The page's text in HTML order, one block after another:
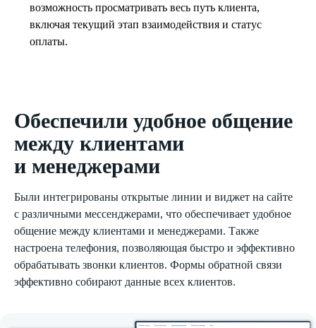
возможность просматривать весь путь клиента,
включая текущий этап взаимодействия и статус
оплаты.
Обеспечили удобное общение
между клиентами
и менеджерами
Были интегрированы открытые линии и виджет на сайте
с различными мессенджерами, что обеспечивает удобное
общение между клиентами и менеджерами. Также
настроена телефония, позволяющая быстро и эффективно
обрабатывать звонки клиентов. Формы обратной связи
эффективно собирают данные всех клиентов.